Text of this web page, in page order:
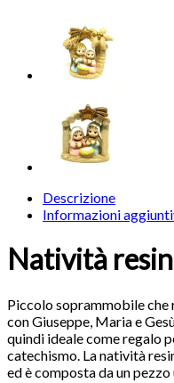
Descrizione
Informazioni
Natività
Piccolo soprammobile che
con Giuseppe, Maria e
quindi ideale come regalo
catechismo. La natività
ed è composta da un pezzo